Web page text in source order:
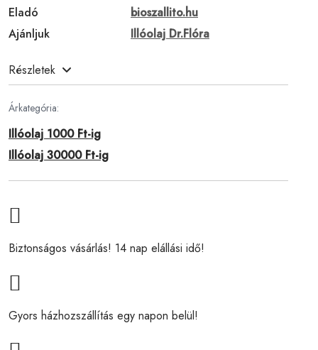
Eladó
bioszallito.hu
Ajánljuk
Illóolaj Dr.Flóra
Részletek
Árkategória:
Illóolaj 1000 Ft-ig
Illóolaj 30000 Ft-ig
Biztonságos vásárlás! 14 nap elállási idő!
Gyors házhozszállítás egy napon belül!